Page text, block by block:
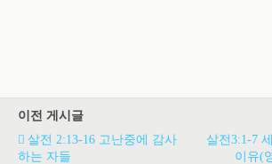
이전 게시글
살전 2:13-16 고난중에 감사
하는 자들
살전3:1-7
이유(